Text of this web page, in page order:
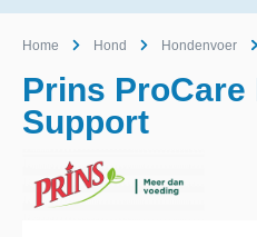
Home Hond Hondenvoer
Prins
Support